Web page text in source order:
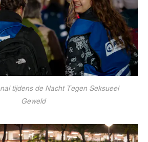
tijdens de Nacht Tegen Seksueel
Geweld